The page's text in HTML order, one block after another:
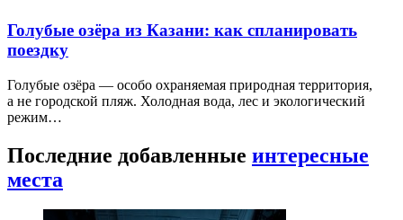
Голубые озёра из Казани: как спланировать
поездку
Голубые озёра — особо охраняемая природная территория,
а не городской пляж. Холодная вода, лес и экологический
режим…
Последние добавленные интересные
места